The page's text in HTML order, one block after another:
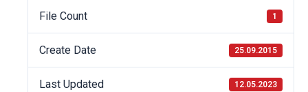
File Count 1
Create Date 25.09.2015
Last Updated 12.05.2023